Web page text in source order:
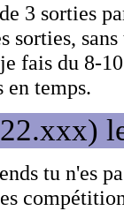
3 sorties
sorties,
fais du 8-
temps.
tu n'es